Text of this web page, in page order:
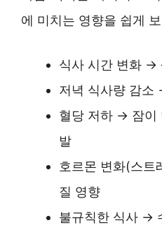
에 미치는 영향을 쉽게
식사 시간 변화 →
저녁 식사량 감소
혈당 저하 → 잠이
발
호르몬 변화(스
질 영향
불규칙한 식사 →